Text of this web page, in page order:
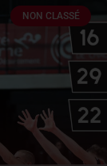
NON CLASSÉ